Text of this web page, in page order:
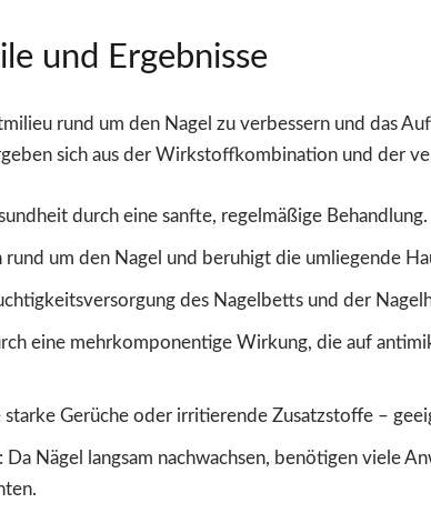
und Ergebnisse
rund um den Nagel zu verbessern und das
sich aus der Wirkstoffkombination und der
durch eine sanfte, regelmäßige Behandlung.
rund um den Nagel und beruhigt die umliegende
des Nagelbetts und der
eine mehrkomponentige Wirkung, die auf
Gerüche oder irritierende Zusatzstoffe –
Da Nägel langsam nachwachsen, benötigen viele